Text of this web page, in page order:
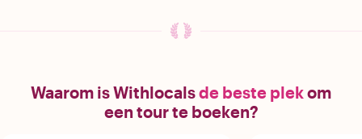
Waarom is Withlocalsde beste plekom
een tour te boeken?